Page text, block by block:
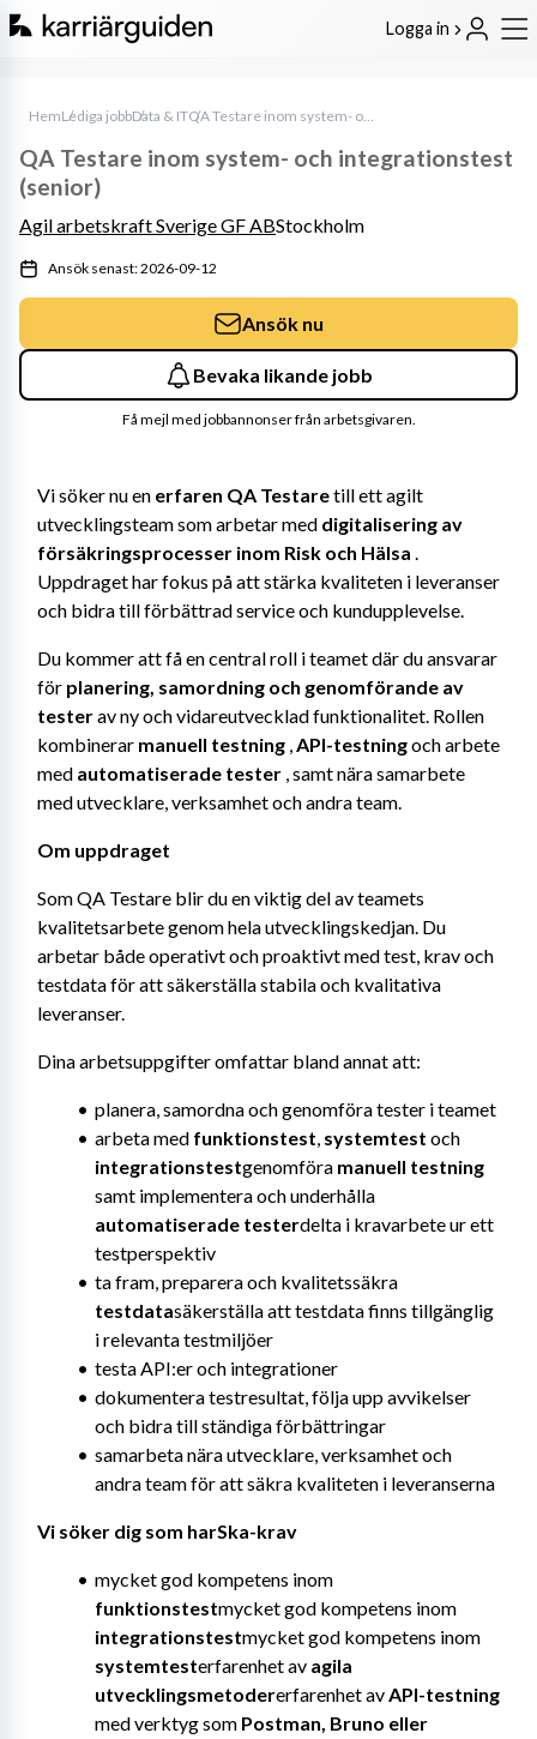
Logga in
HemLediga jobbData & IT QA Testare inom system- och integrationstest (senior)
Vi söker nu en erfaren QA Testare till ett agilt
utvecklingsteam som arbetar med digitalisering av
försäkringsprocesser inom Risk och Hälsa .
Uppdraget har fokus på att stärka kvaliteten i leveranser
och bidra till förbättrad service och kundupplevelse.
Du kommer att få en central roll i teamet där du ansvarar
för planering, samordning och genomförande av
tester av ny och vidareutvecklad funktionalitet. Rollen
kombinerar manuell testning , API-testning och arbete
med automatiserade tester , samt nära samarbete
med utvecklare, verksamhet och andra team.
Om uppdraget
Som QA Testare blir du en viktig del av teamets
kvalitetsarbete genom hela utvecklingskedjan. Du
arbetar både operativt och proaktivt med test, krav och
testdata för att säkerställa stabila och kvalitativa
leveranser.
Dina arbetsuppgifter omfattar bland annat att:
planera, samordna och genomföra tester i teamet
arbeta med funktionstest, systemtest
och
integrationstestgenomföra manuell testning
automatiserade testerdelta i kravarbete ur ett
testperspektiv
ta fram, preparera och kvalitetssäkra
testdatasäkerställa att testdata finns tillgänglig
i relevanta testmiljöer
testa API:er och integrationer
dokumentera testresultat, följa upp avvikelser
och bidra till ständiga förbättringar
samarbeta nära utvecklare, verksamhet och
andra team för att säkra kvaliteten i leveranserna
Vi söker dig som harSka-krav
mycket god kompetens inom
funktionstest
integrationstest
systemtesterfarenhet av agila
utvecklingsmetodererfarenhet av API-testning
med verktyg som Postman, Bruno eller
QA Testare inom system- och integrationstest
(senior)
Agil arbetskraft Sverige GF ABStockholm
Ansök senast: 2026-09-12
Ansök nu
Bevaka likande jobb
Få mejl med jobbannonser från arbetsgivaren.